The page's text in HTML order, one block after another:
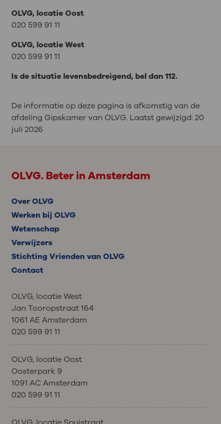
OLVG, locatie Oost
020 599 91 11
OLVG, locatie West
020 599 91 11
Is de situatie levensbedreigend, bel dan 112.
De informatie op deze pagina is afkomstig van de
afdeling Gipskamer van OLVG. Laatst gewijzigd:20
juli 2026
OLVG. Beter in Amsterdam
Over OLVG
Werken bij OLVG
Wetenschap
Verwijzers
Stichting Vrienden van OLVG
Contact
OLVG, locatie West
Jan Tooropstraat 164
1061 AE Amsterdam
020 599 91 11
OLVG, locatie Oost
Oosterpark 9
1091 AC Amsterdam
020 599 91 11